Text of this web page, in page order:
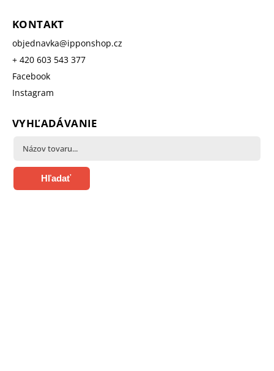
KONTAKT
objednavka@ipponshop.cz
+ 420 603 543 377
Facebook
Instagram
VYHĽADÁVANIE
Hľadať